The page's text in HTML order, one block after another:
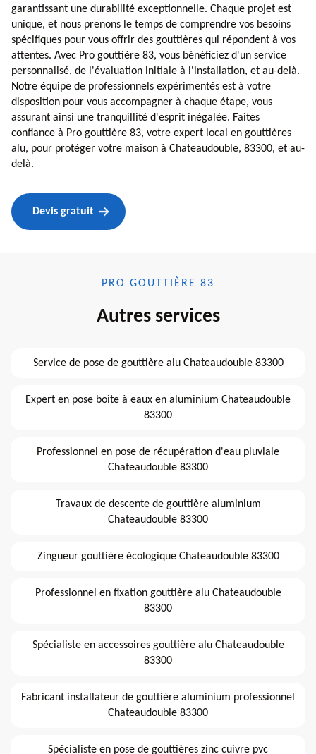
garantissant une durabilité exceptionnelle. Chaque projet est
unique, et nous prenons le temps de comprendre vos besoins
spécifiques pour vous offrir des gouttières qui répondent à vos
attentes. Avec Pro gouttière 83, vous bénéficiez d'un service
personnalisé, de l'évaluation initiale à l'installation, et au-delà.
Notre équipe de professionnels expérimentés est à votre
disposition pour vous accompagner à chaque étape, vous
assurant ainsi une tranquillité d'esprit inégalée. Faites
confiance à Pro gouttière 83, votre expert local en gouttières
alu, pour protéger votre maison à Chateaudouble, 83300, et au-
delà.
Devis gratuit
PRO GOUTTIÈRE 83
Autres services
Service de pose de gouttière alu Chateaudouble 83300
Expert en pose boite à eaux en aluminium Chateaudouble
83300
Professionnel en pose de récupération d'eau pluviale
Chateaudouble 83300
Travaux de descente de gouttière aluminium
Chateaudouble 83300
Zingueur gouttière écologique Chateaudouble 83300
Professionnel en fixation gouttière alu Chateaudouble
83300
Spécialiste en accessoires gouttière alu Chateaudouble
83300
Fabricant installateur de gouttière aluminium professionnel
Chateaudouble 83300
Spécialiste en pose de gouttières zinc cuivre pvc